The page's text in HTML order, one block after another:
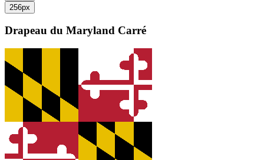
256px
Drapeau du Maryland Carré